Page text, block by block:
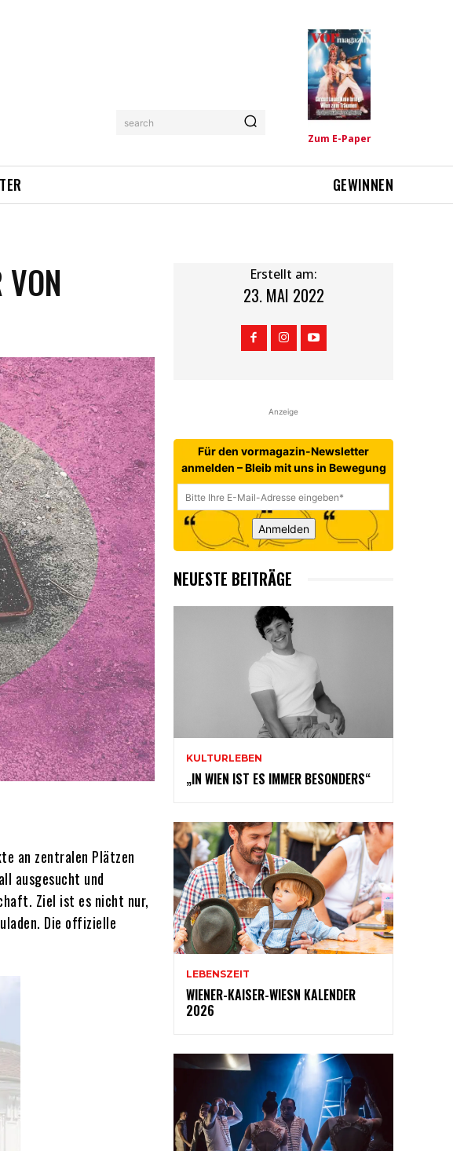
search
Zum E-Paper
GEWINNEN
an zentralen Plätzen
ausgesucht und
Ziel ist es nicht nur,
Die offizielle
Erstellt am:
23. MAI 2022
Anzeige
Für den vormagazin-Newsletter
anmelden – Bleib mit uns in Bewegung
Anmelden
NEUESTE BEITRÄGE
KULTURLEBEN
„IN WIEN IST ES IMMER BESONDERS“
LEBENSZEIT
WIENER-KAISER-WIESN KALENDER
2026